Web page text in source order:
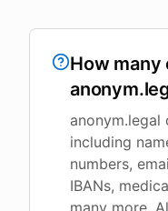
How
including
numbers,
IBANs,
many more.